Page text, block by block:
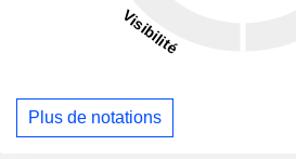
Plus de notations